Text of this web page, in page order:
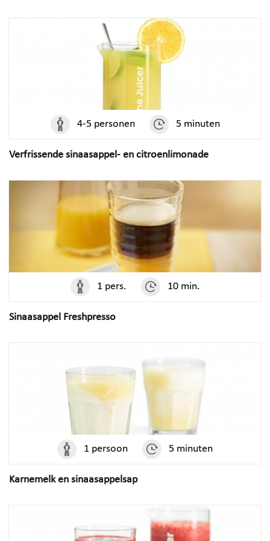
4-5 personen 5 minuten
Verfrissende sinaasappel- en citroenlimonade
1 pers. 10 min.
Sinaasappel Freshpresso
1 persoon 5 minuten
Karnemelk en sinaasappelsap